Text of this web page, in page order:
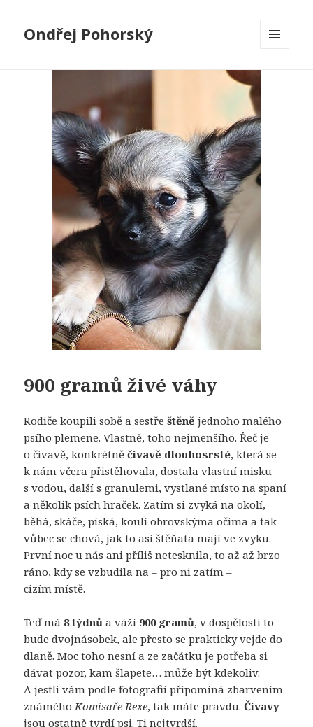
Ondřej Pohorský
900 gramů živé váhy
Rodiče koupili sobě a sestřeštěně jednoho malého
psího plemene. Vlastně, toho nejmenšího. Řeč je
o čivavě, konkrétněčivavě dlouhosrsté, která se
k nám včera přistěhovala, dostala vlastní misku
s vodou, další s granulemi, vystlané místo na spaní
a několik psích hraček. Zatím si zvyká na okolí,
běhá, skáče, píská, koulí obrovskýma očima a tak
vůbec se chová, jak to asi štěňata mají ve zvyku.
První noc u nás ani příliš netesknila, to až až brzo
ráno, kdy se vzbudila na – pro ni zatím –
cizím místě.
Teď má 8 týdnů a váží 900 gramů, v dospělosti to
bude dvojnásobek, ale přesto se prakticky vejde do
dlaně. Moc toho nesní a ze začátku je potřeba si
dávat pozor, kam šlapete… může být kdekoliv.
A jestli vám podle fotografií připomíná zbarvením
známého Komisaře Rexe, tak máte pravdu.Čivavy
jsou ostatně tvrdí psi. Ti nejtvrdší.